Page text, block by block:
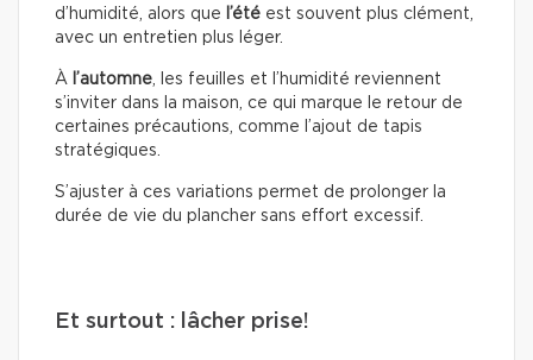
d’humidité, alors que l’été est souvent plus clément,
avec un entretien plus léger.
À l’automne , les feuilles et l’humidité reviennent
s’inviter dans la maison, ce qui marque le retour de
certaines précautions, comme l’ajout de tapis
stratégiques.
S’ajuster à ces variations permet de prolonger la
durée de vie du plancher sans effort excessif.
Et surtout : lâcher prise!